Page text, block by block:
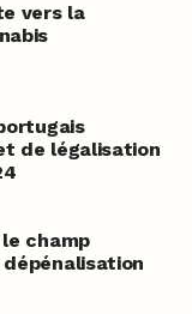
vers la
de légalisation
champ
dépénalisation